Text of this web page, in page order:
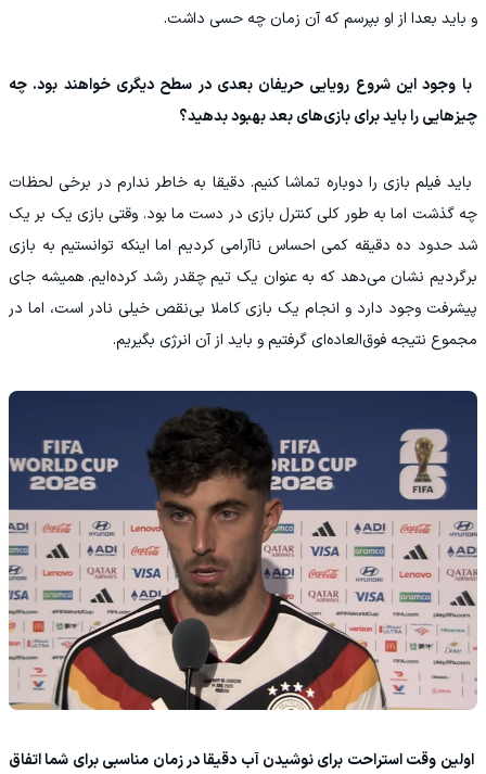
و باید بعدا از او بپرسم که آن زمان چه حسی داشت.
‫ با وجود این شروع رویایی حریفان بعدی در سطح دیگری خواهند بود. چه
چیزهایی را باید برای بازی‌های بعد بهبود بدهید؟
‫ باید فیلم بازی را دوباره تماشا کنیم. دقیقا به خاطر ندارم در برخی لحظات
چه گذشت اما به طور کلی کنترل بازی در دست ما بود. وقتی بازی یک بر یک
شد حدود ده دقیقه کمی احساس ناآرامی کردیم اما اینکه توانستیم به بازی
برگردیم نشان می‌دهد که به عنوان یک تیم چقدر رشد کرده‌ایم. همیشه جای
پیشرفت وجود دارد و انجام یک بازی کاملا بی‌نقص خیلی نادر است، اما در
مجموع نتیجه فوق‌العاده‌ای گرفتیم و باید از آن انرژی بگیریم.
‫ اولین وقت استراحت برای نوشیدن آب دقیقا در زمان مناسبی برای شما اتفاق